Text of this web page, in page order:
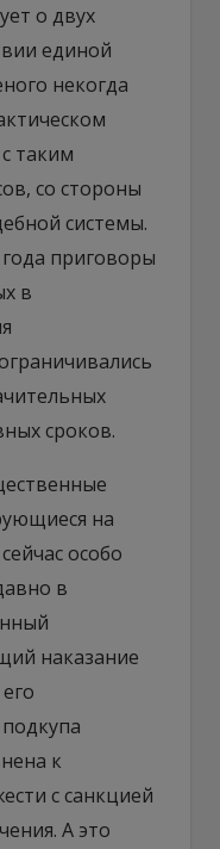
о двух
единой
некогда
таким
со стороны
системы.
приговоры
в
сроков.
на
особо
в
наказание
к
с санкцией
А это